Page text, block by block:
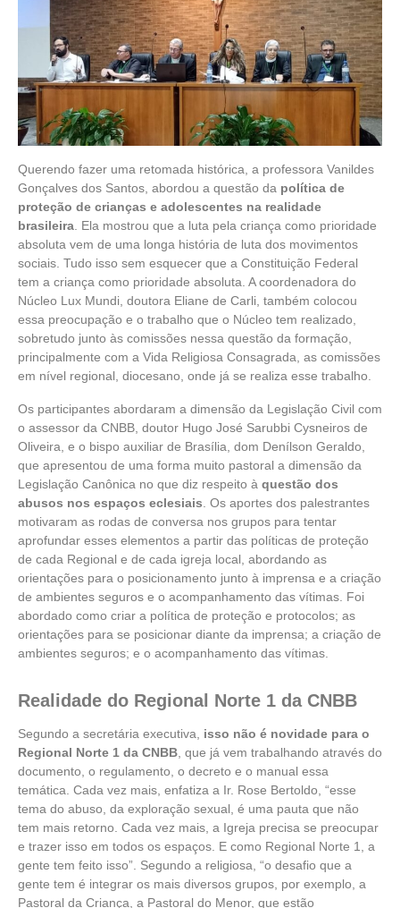
Querendo fazer uma retomada histórica, a professora Vanildes
Gonçalves dos Santos, abordou a questão da política de
proteção de crianças e adolescentes na realidade
brasileira . Ela mostrou que a luta pela criança como prioridade
absoluta vem de uma longa história de luta dos movimentos
sociais. Tudo isso sem esquecer que a Constituição Federal
tem a criança como prioridade absoluta. A coordenadora do
Núcleo Lux Mundi, doutora Eliane de Carli, também colocou
essa preocupação e o trabalho que o Núcleo tem realizado,
sobretudo junto às comissões nessa questão da formação,
principalmente com a Vida Religiosa Consagrada, as comissões
em nível regional, diocesano, onde já se realiza esse trabalho.
Os participantes abordaram a dimensão da Legislação Civil com
o assessor da CNBB, doutor Hugo José Sarubbi Cysneiros de
Oliveira, e o bispo auxiliar de Brasília, dom Denílson Geraldo,
que apresentou de uma forma muito pastoral a dimensão da
Legislação Canônica no que diz respeito à questão dos
abusos nos espaços eclesiais . Os aportes dos palestrantes
motivaram as rodas de conversa nos grupos para tentar
aprofundar esses elementos a partir das políticas de proteção
de cada Regional e de cada igreja local, abordando as
orientações para o posicionamento junto à imprensa e a criação
de ambientes seguros e o acompanhamento das vítimas. Foi
abordado como criar a política de proteção e protocolos; as
orientações para se posicionar diante da imprensa; a criação de
ambientes seguros; e o acompanhamento das vítimas.
Realidade do Regional Norte 1 da CNBB
Segundo a secretária executiva, isso não é novidade para o
Regional Norte 1 da CNBB , que já vem trabalhando através do
documento, o regulamento, o decreto e o manual essa
temática. Cada vez mais, enfatiza a Ir. Rose Bertoldo, “esse
tema do abuso, da exploração sexual, é uma pauta que não
tem mais retorno. Cada vez mais, a Igreja precisa se preocupar
e trazer isso em todos os espaços. E como Regional Norte 1, a
gente tem feito isso”. Segundo a religiosa, “o desafio que a
gente tem é integrar os mais diversos grupos, por exemplo, a
Pastoral da Criança, a Pastoral do Menor, que estão